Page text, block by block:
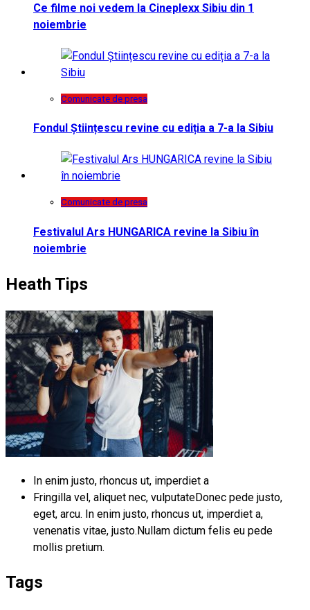
Ce filme noi vedem la Cineplexx Sibiu din 1
noiembrie
Comunicate de presa
Fondul Științescu revine cu ediția a 7-a la Sibiu
Comunicate de presa
Festivalul Ars HUNGARICA revine la Sibiu în
noiembrie
Heath Tips
In enim justo, rhoncus ut, imperdiet a
Fringilla vel, aliquet nec, vulputateDonec pede justo,
eget, arcu. In enim justo, rhoncus ut, imperdiet a,
venenatis vitae, justo.Nullam dictum felis eu pede
mollis pretium.
Tags